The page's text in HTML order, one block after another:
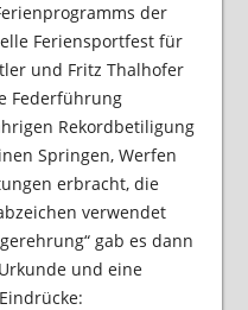
der
Feriensportfest für
und Fritz Thalhofer
Federführung
Rekordbetiligung
Springen, Werfen
erbracht, die
verwendet
gab es dann
und eine